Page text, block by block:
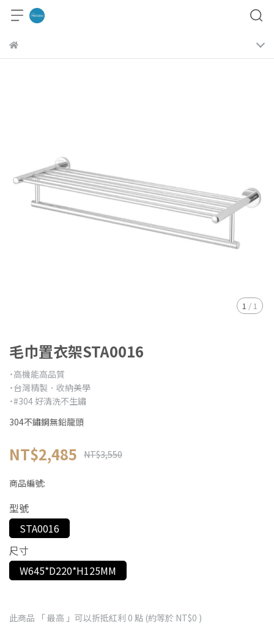
1 / 1
毛巾置衣架STA0016
˙高機能高品質
˙台灣精製．收納美學
˙#304 好清洗不生鏽
304不鏽鋼無鉛龍頭
NT$2,485 NT$3,550
商品編號:
型號
STA0016
尺寸
W645*D220*H125MM
此商品 「 最高 」可以折抵紅利 0 點 (約等於 NT$0 )